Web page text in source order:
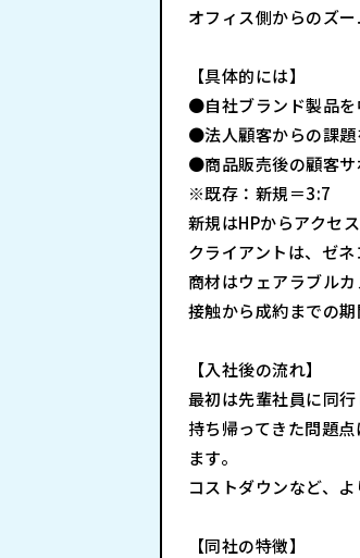
オフィス側からのズ
【具体的には】
●自社ブランド製品を
●法人顧客からの課題
●商品販売後の顧客サ
※既存：新規＝3:7
新規はHPからアクセ
クライアントは、ゼ
商材はウェアラブル
接触から成約までの
【入社後の流れ】
最初は先輩社員に同
持ち帰ってきた問題
ます。
コストダウンなど、
【同社の特徴】